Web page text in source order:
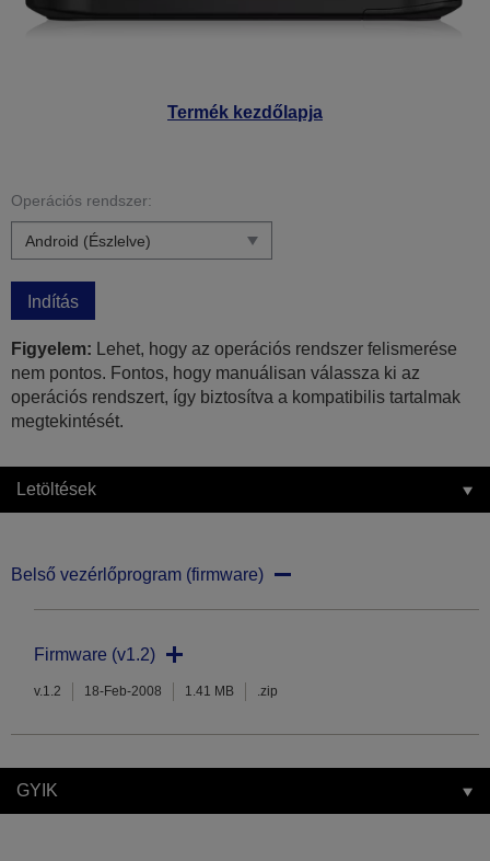
Termék kezdőlapja
Operációs rendszer:
Indítás
Figyelem: Lehet, hogy az operációs rendszer felismerése
nem pontos. Fontos, hogy manuálisan válassza ki az
operációs rendszert, így biztosítva a kompatibilis tartalmak
megtekintését.
Letöltések
Belső vezérlőprogram (firmware)
Firmware (v1.2)
v.1.2 18-Feb-2008 1.41 MB .zip
GYIK